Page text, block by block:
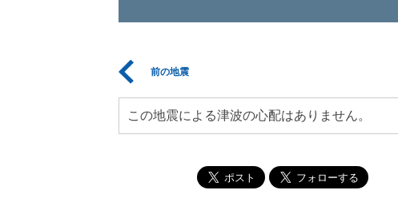
前の地震
この地震による津波の心配はありません。